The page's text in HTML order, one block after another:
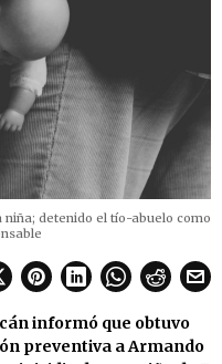
detenido el tío-abuelo como
informó que obtuvo
preventiva a Armando